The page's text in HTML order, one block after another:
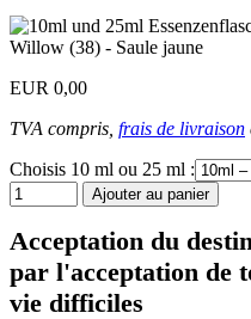
Willow (38) - Saule jaune
EUR 0,00
TVA compris, frais de livraison
Choisis 10 ml ou 25 ml :
Acceptation du
par l'acceptation de
vie difficiles